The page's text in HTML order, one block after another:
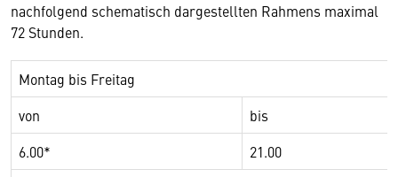
nachfolgend schematisch dargestellten Rahmens maximal
72 Stunden.
Montag bis Freitag
von
bis
6.00*
21.00